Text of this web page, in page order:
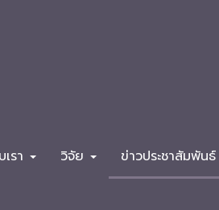
รา วิจัย ข่าวประชาสัมพันธ์